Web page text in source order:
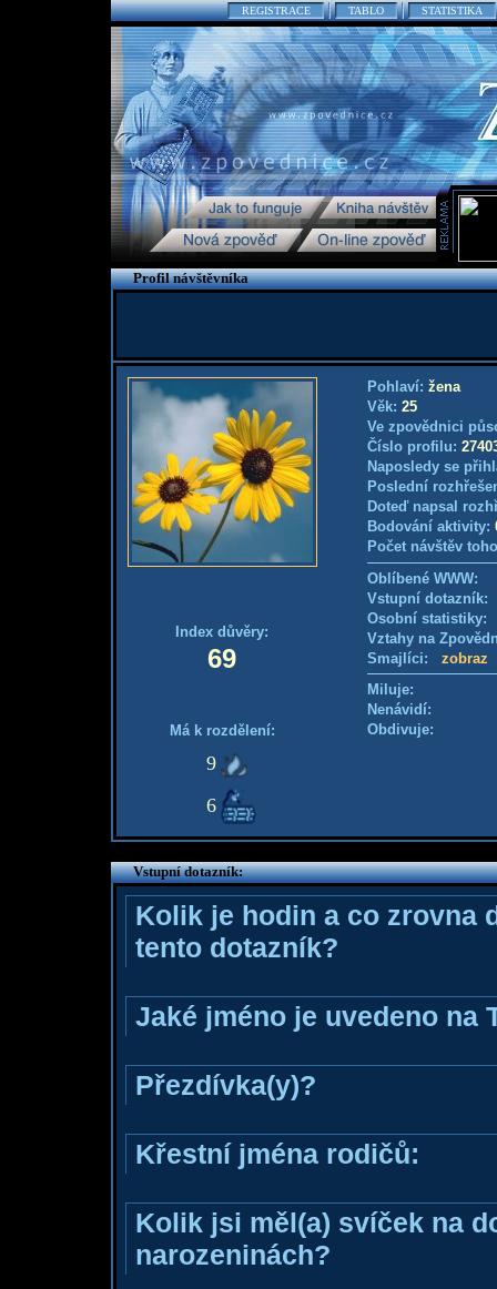
REGISTRACE TABLO STATISTIKA
Profil návštěvníka
Index důvěry:
69
Má k rozdělení:
9
6
Pohlaví: žena
Věk: 25
Ve zpovědnici
Číslo profilu:
Naposledy se
Poslední
Doteď napsal
Bodování aktivity:
Počet návštěv
Oblíbené WWW:
Vstupní
Osobní
Vztahy na
Smajlíci: zobraz
Miluje:
Nenávidí:
Obdivuje:
Vstupní dotazník:
Kolik je hodin a co zrovna
tento dotazník?
Jaké jméno je uvedeno na
Přezdívka(y)?
Křestní jména rodičů:
Kolik jsi měl(a) svíček na
narozeninách?